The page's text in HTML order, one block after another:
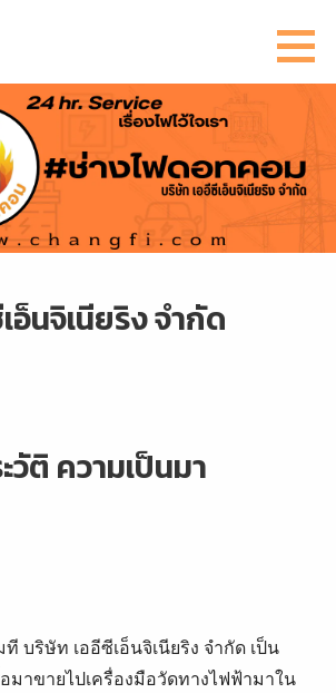
อ็นจิเนียริง จำกัด
วัติ ความเป็นมา
ษัท เออีซีเอ็นจิเนียริง จำกัด เป็น
มาขายไปเครื่องมือวัดทางไฟฟ้ามาใน